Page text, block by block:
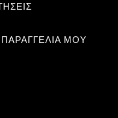
ΜΟΥ